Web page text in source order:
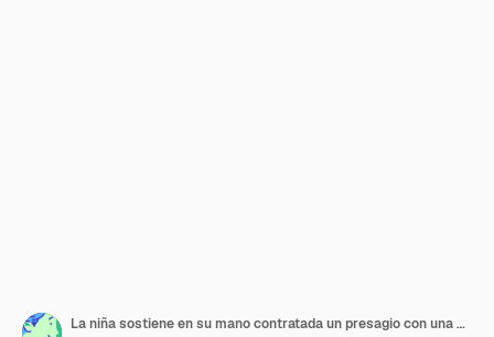
La niña sostiene en su mano contratada un presagio con una flecha que golpeó el ajetreo hacia abajo concepto de comercialización digital Estilo de moda Ilustración vectorial